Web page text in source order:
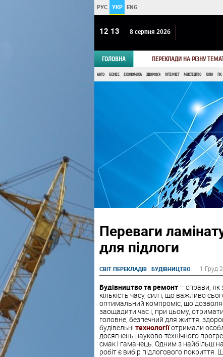
РУС УКР ENG
12:13 8 серпня 2026
ГОЛОВНА ПЕРЕКЛАДИ НА РІЗНУ
АВТО БІЗНЕС ЕКОНОМІКА ЗДОРОВ'Я ІНТЕРНЕТ МИСТЕЦТВО КІНО
Переваги
для підлоги
СВІТ ПЕРЕКЛАДІВ: БУДІВНИЦТВО 1 Груд
Будівництво та ремонт – справи, як
кількість часу, сил і, що важливо
оптимальний компроміс, що дозволяє
заощадити час і, при цьому,
головне, безпечний для життя,
будівельні технологіїотримали
досягнень науково-технічного
смак і гаманець. Одним з найбільш
робіт є вибір підлогового